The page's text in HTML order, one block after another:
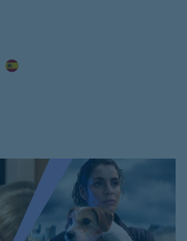
mit Ihnen ein Konzept, das
– ehrlich und transparent
ohne komplizierte Fachsprache
vorgefertigter Angebote
Austausch 💬
geben Sicherheit und ein gutes
versteht sie wirklich 🛡️
gut informiert, sicher und bestens
darauf, Sie kennenzulernen und